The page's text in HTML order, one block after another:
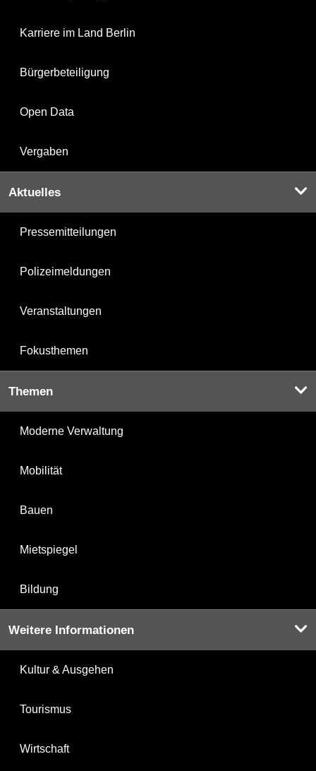
Karriere im Land Berlin
Bürgerbeteiligung
Open Data
Vergaben
Aktuelles
Pressemitteilungen
Polizeimeldungen
Veranstaltungen
Fokusthemen
Themen
Moderne Verwaltung
Mobilität
Bauen
Mietspiegel
Bildung
Weitere Informationen
Kultur & Ausgehen
Tourismus
Wirtschaft